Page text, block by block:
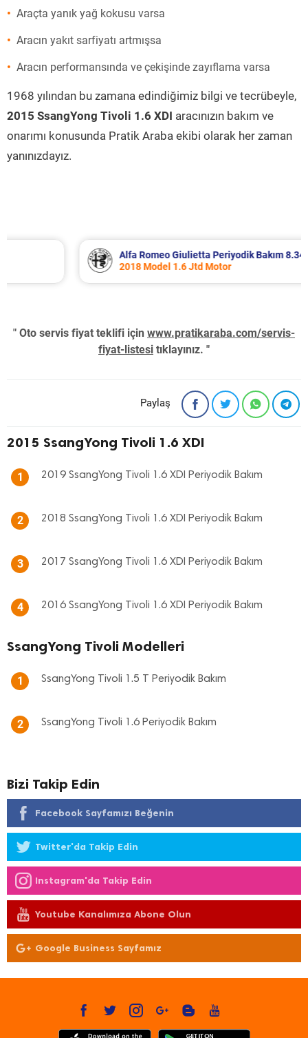
Araçta yanık yağ kokusu varsa
Aracın yakıt sarfiyatı artmışsa
Aracın performansında ve çekişinde zayıflama varsa
1968 yılından bu zamana edindiğimiz bilgi ve tecrübeyle,
2015 SsangYong Tivoli 1.6 XDI aracınızın bakım ve
onarımı konusunda Pratik Araba ekibi olarak her zaman
yanınızdayız.
Alfa Romeo Giulietta Periyodik Bakım 8.340 TL
2018 Model 1.6 Jtd Motor
" Oto servis fiyat teklifi için www.pratikaraba.com/servis-
fiyat-listesi tıklayınız. "
Paylaş
2015 SsangYong Tivoli 1.6 XDI
1 2019 SsangYong Tivoli 1.6 XDI Periyodik Bakım
2 2018 SsangYong Tivoli 1.6 XDI Periyodik Bakım
3 2017 SsangYong Tivoli 1.6 XDI Periyodik Bakım
4 2016 SsangYong Tivoli 1.6 XDI Periyodik Bakım
SsangYong Tivoli Modelleri
1 SsangYong Tivoli 1.5 T Periyodik Bakım
2 SsangYong Tivoli 1.6 Periyodik Bakım
Bizi Takip Edin
Facebook Sayfamızı Beğenin
Twitter'da Takip Edin
Instagram'da Takip Edin
Youtube Kanalımıza Abone Olun
Google Business Sayfamız